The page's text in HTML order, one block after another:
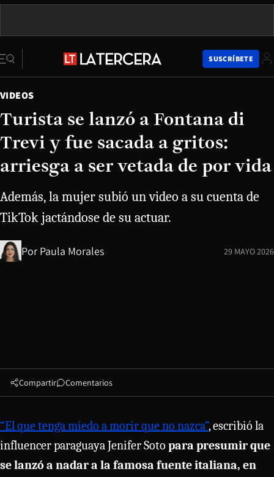
SUSCRÍBETE
VIDEOS
Turista se lanzó a Fontana di
Trevi y fue sacada a gritos:
arriesga a ser vetada de por vida
Además, la mujer subió un video a su cuenta de
TikTok jactándose de su actuar.
Por Paula Morales 29 MAYO 2026
Compartir Comentarios
“El que tenga miedo a morir que no nazca”, escribió la
influencer paraguaya Jenifer Soto para presumir que
se lanzó a nadar a la famosa fuente italiana, en